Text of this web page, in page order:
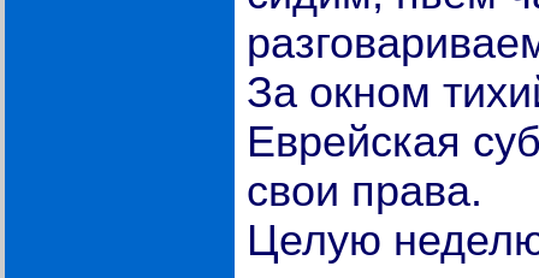
За окном
Еврейская
свои права.
Целую